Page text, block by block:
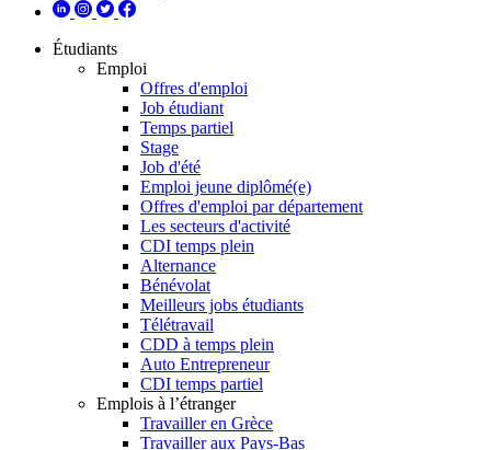
Étudiants
Emploi
Offres d'emploi
Job étudiant
Temps partiel
Stage
Job d'été
Emploi jeune diplômé(e)
Offres d'emploi par département
Les secteurs d'activité
CDI temps plein
Alternance
Bénévolat
Meilleurs jobs étudiants
Télétravail
CDD à temps plein
Auto Entrepreneur
CDI temps partiel
Emplois à l’étranger
Travailler en Grèce
Travailler aux Pays-Bas